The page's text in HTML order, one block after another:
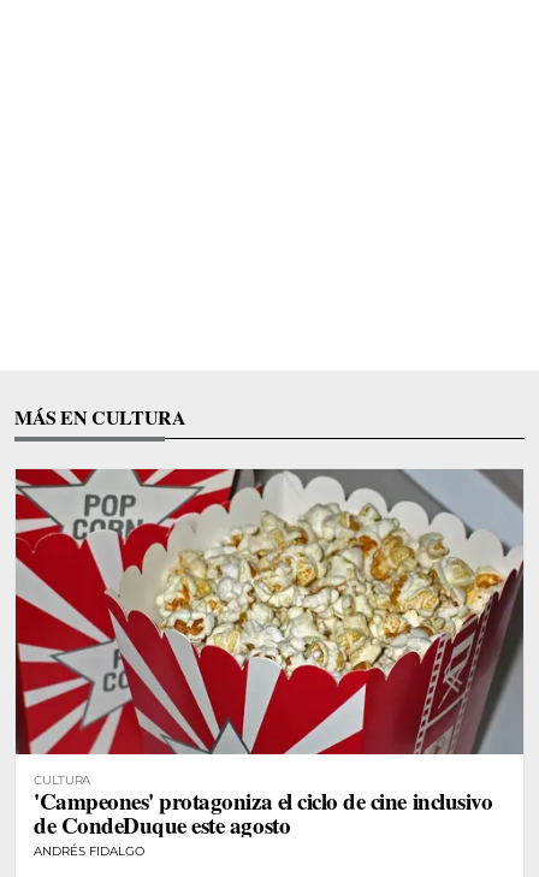
MÁS EN CULTURA
CULTURA
'Campeones' protagoniza el ciclo de cine inclusivo
de CondeDuque este agosto
ANDRÉS FIDALGO